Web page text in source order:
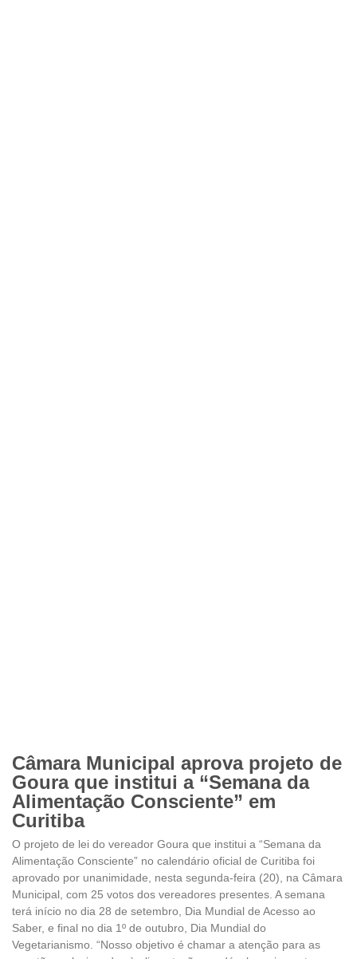
Câmara Municipal aprova projeto de
Goura que institui a “Semana da
Alimentação Consciente” em
Curitiba
O projeto de lei do vereador Goura que institui a “Semana da
Alimentação Consciente” no calendário oficial de Curitiba foi
aprovado por unanimidade, nesta segunda-feira (20), na Câmara
Municipal, com 25 votos dos vereadores presentes. A semana
terá início no dia 28 de setembro, Dia Mundial de Acesso ao
Saber, e final no dia 1º de outubro, Dia Mundial do
Vegetarianismo. “Nosso objetivo é chamar a atenção para as